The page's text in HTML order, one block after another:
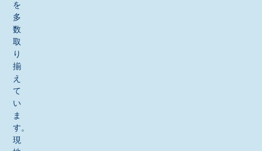
を
多
数
取
り
揃
え
て
い
ま
す。
現